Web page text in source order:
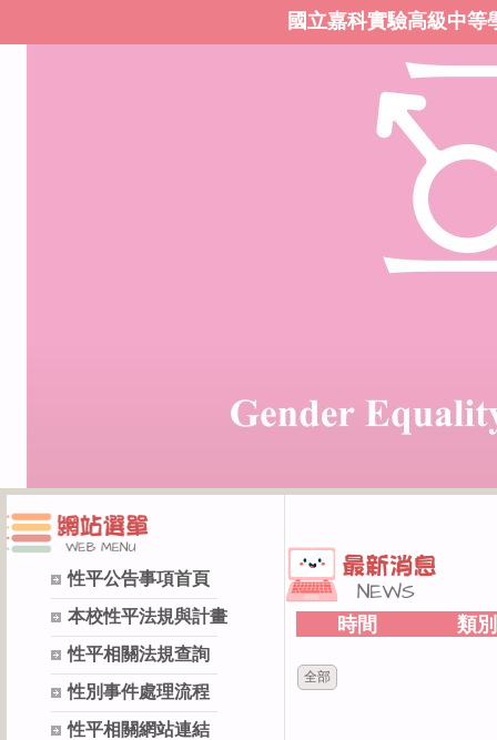
國立嘉科實驗高級中等
性平公告事項首頁
本校性平法規與計畫
性平相關法規查詢
性別事件處理流程
性平相關網站連結
時間 類別
全部